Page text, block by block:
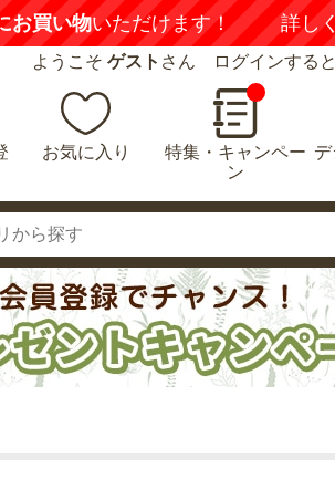
お買い物いただけます！ 詳し
ようこそ ゲスト さん ログインする
お気に入り
特集・キャンペー
ン